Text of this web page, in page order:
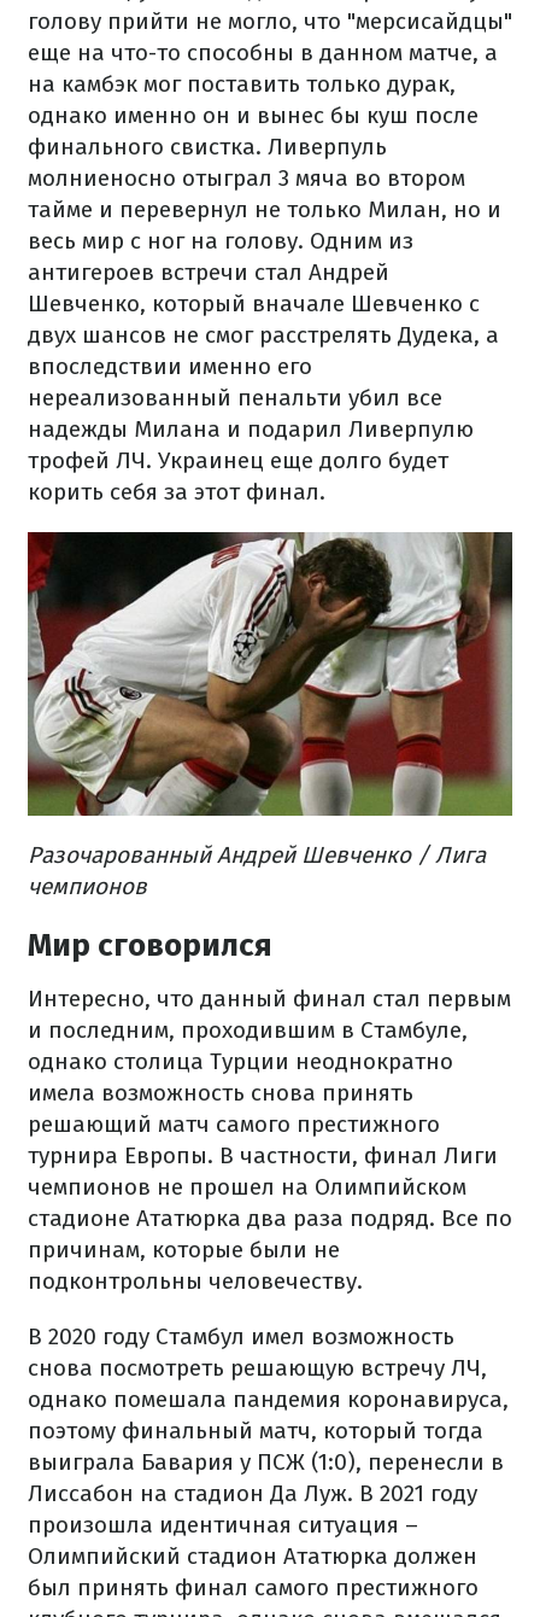
голову прийти не могло, что "мерсисайдцы"
еще на что-то способны в данном матче, а
на камбэк мог поставить только дурак,
однако именно он и вынес бы куш после
финального свистка. Ливерпуль
молниеносно отыграл 3 мяча во втором
тайме и перевернул не только Милан, но и
весь мир с ног на голову. Одним из
антигероев встречи стал Андрей
Шевченко, который вначале Шевченко с
двух шансов не смог расстрелять Дудека, а
впоследствии именно его
нереализованный пенальти убил все
надежды Милана и подарил Ливерпулю
трофей ЛЧ. Украинец еще долго будет
корить себя за этот финал.
Разочарованный Андрей Шевченко / Лига
чемпионов
Мир сговорился
Интересно, что данный финал стал первым
и последним, проходившим в Стамбуле,
однако столица Турции неоднократно
имела возможность снова принять
решающий матч самого престижного
турнира Европы. В частности, финал Лиги
чемпионов не прошел на Олимпийском
стадионе Ататюрка два раза подряд. Все по
причинам, которые были не
подконтрольны человечеству.
В 2020 году Стамбул имел возможность
снова посмотреть решающую встречу ЛЧ,
однако помешала пандемия коронавируса,
поэтому финальный матч, который тогда
выиграла Бавария у ПСЖ (1:0), перенесли в
Лиссабон на стадион Да Луж. В 2021 году
произошла идентичная ситуация –
Олимпийский стадион Ататюрка должен
был принять финал самого престижного